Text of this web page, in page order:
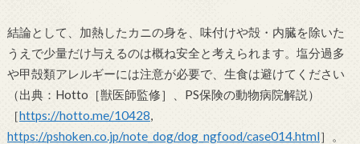
結論として、加熱したカニの身を、味付けや殻・内臓を除いた
うえで少量だけ与えるのは概ね安全と考えられます。塩分過多
や甲殻類アレルギーには注意が必要で、生食は避けてください
（出典：Hotto［獣医師監修］、PS保険の動物病院解説）
［https://hotto.me/10428,
https://pshoken.co.jp/note_dog/dog_ngfood/case014.html］。